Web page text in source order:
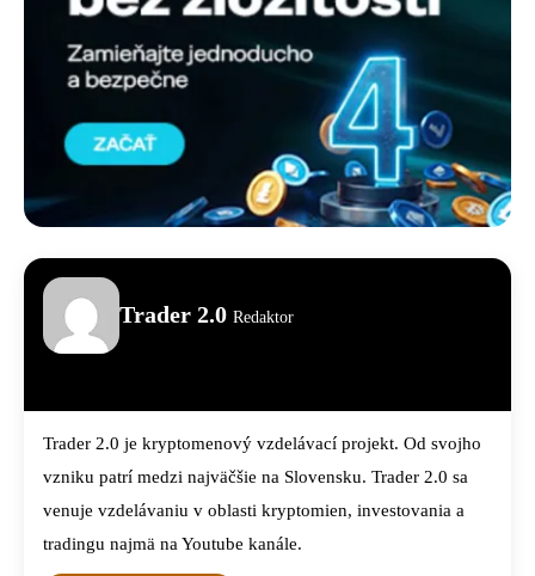
Trader 2.0 Redaktor
Trader 2.0 je kryptomenový vzdelávací projekt. Od svojho
vzniku patrí medzi najväčšie na Slovensku. Trader 2.0 sa
venuje vzdelávaniu v oblasti kryptomien, investovania a
tradingu najmä na Youtube kanále.